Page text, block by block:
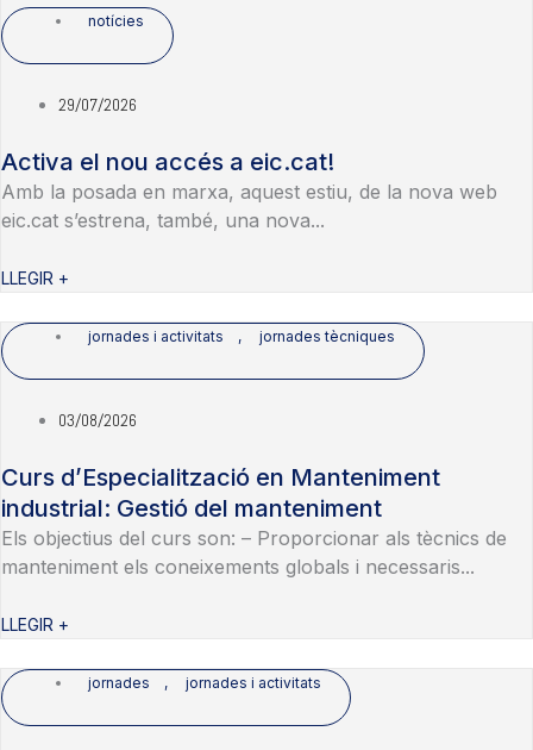
notícies
29/07/2026
Activa el nou accés a eic.cat!
Amb la posada en marxa, aquest estiu, de la nova web
eic.cat s’estrena, també, una nova...
LLEGIR +
jornades i activitats , jornades tècniques
03/08/2026
Curs d’Especialització en Manteniment
industrial: Gestió del manteniment
Els objectius del curs son: – Proporcionar als tècnics de
manteniment els coneixements globals i necessaris...
LLEGIR +
jornades , jornades i activitats